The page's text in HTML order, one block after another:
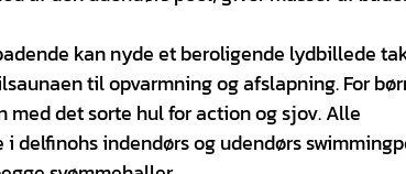
kan nyde et beroligende lydbillede
til opvarmning og afslapning. For
det sorte hul for action og sjov. Alle
delfinohs indendørs og udendørs